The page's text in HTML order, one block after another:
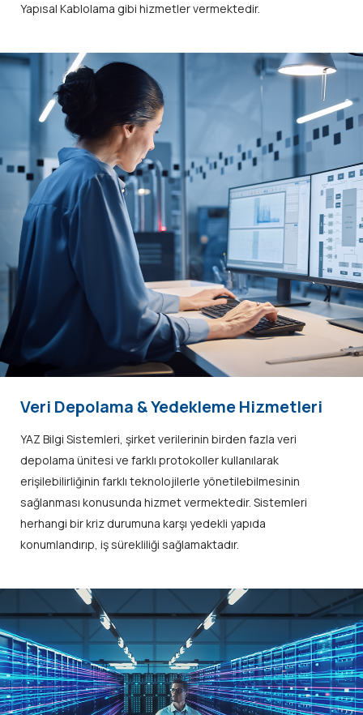
Yapısal Kablolama gibi hizmetler vermektedir.
Veri Depolama & Yedekleme Hizmetleri
YAZ Bilgi Sistemleri, şirket verilerinin birden fazla veri
depolama ünitesi ve farklı protokoller kullanılarak
erişilebilirliğinin farklı teknolojilerle yönetilebilmesinin
sağlanması konusunda hizmet vermektedir. Sistemleri
herhangi bir kriz durumuna karşı yedekli yapıda
konumlandırıp, iş sürekliliği sağlamaktadır.